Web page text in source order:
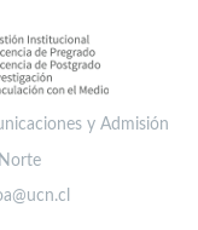
y Admisión